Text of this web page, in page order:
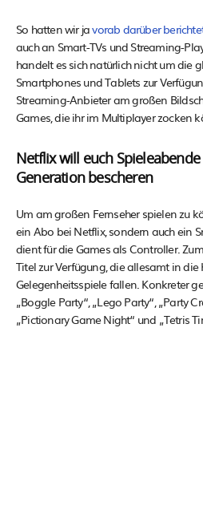
So hatten wir javorab darüber
auch an Smart-TVs und Streaming-
handelt es sich natürlich nicht um die
Smartphones und Tablets zur
Streaming-Anbieter am großen
Games, die ihr im Multiplayer zocken
Netflix will euch
Generation bescheren
Um am großen Fernseher spielen zu
ein Abo bei Netflix, sondern auch ein
dient für die Games als Controller.
Titel zur Verfügung, die allesamt in
Gelegenheitsspiele fallen. Konkreter
„Boggle Party“, „Lego Party“, „Party
„Pictionary Game Night“ und „Tetris